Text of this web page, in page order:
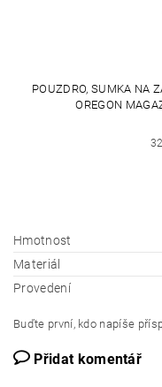
POUZDRO, SUMKA NA
OREGON
Hmotnost
Materiál
Provedení
Buďte první, kdo napíše
Přidat komentář